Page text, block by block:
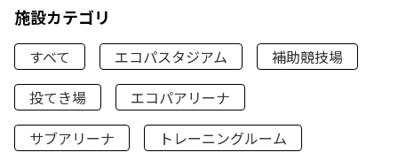
施設カテゴリ
すべて エコパスタジアム
補助競技場
投てき場
エコパアリーナ
サブアリーナ
トレーニングルーム